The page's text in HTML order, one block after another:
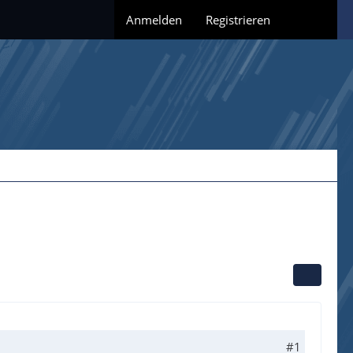
Anmelden Registrieren
#1